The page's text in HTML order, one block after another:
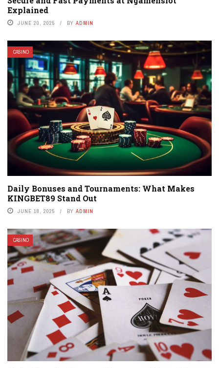
Explained
JUNE 20, 2025 BY ADMIN
CASINO
Daily Bonuses and Tournaments: What Makes
KINGBET89 Stand Out
JUNE 18, 2025 BY ADMIN
CASINO